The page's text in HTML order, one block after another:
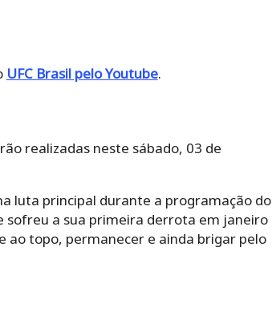
UFC Brasil pelo Youtube.
realizadas neste sábado, 03 de
luta principal durante a programação do
sofreu a sua primeira derrota em janeiro
ao topo, permanecer e ainda brigar pelo